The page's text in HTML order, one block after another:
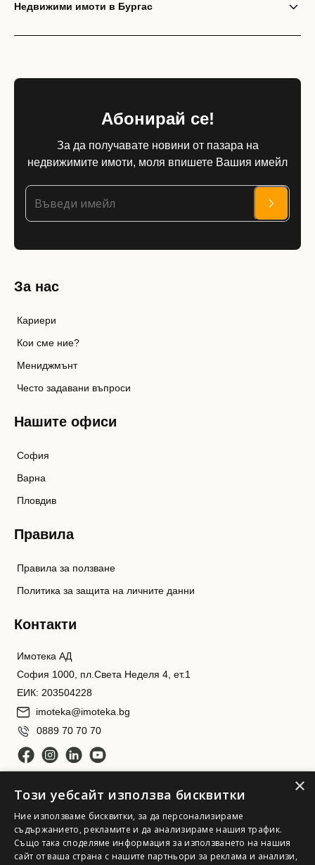
Недвижими имоти в Бургас
Абонирай се!
За да получавате новини от пазара на
недвижимите имоти, моля впишете Вашия имейл
За нас
Кариери
Кои сме ние?
Мениджмънт
Често задавани въпроси
Нашите офиси
София
Варна
Пловдив
Правила
Правила за ползване
Политика за защита на личните данни
Контакти
Имотека АД
София 1000, пл.Света Неделя 4, ет.1
ЕИК: 203504228
imoteka@imoteka.bg
0889 70 70 70
Имотека АД. Всички права запазени
×
Този уебсайт използва бисквитки
Ние използваме бисквитки, за да персонализираме
съдържанието, рекламите и да анализираме нашия трафик.
Също така споделяме информация за използването на нашия
сайт от ваша страна с нашите партньори за реклама и анализи,